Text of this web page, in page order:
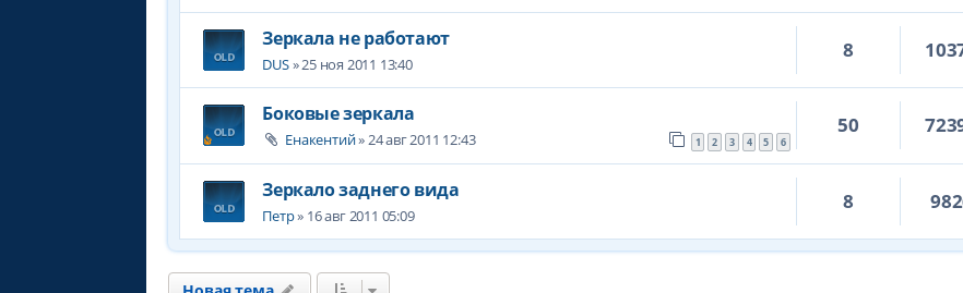
Зеркала не работают
DUS» 25 ноя 2011 13:40
8
Боковые зеркала
Енакентий» 24 авг 2011 12:43 1 2 3 4 5 6
50
Зеркало заднего вида
Петр» 16 авг 2011 05:09
8